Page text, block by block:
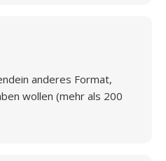
anderes Format,
wollen (mehr als 200